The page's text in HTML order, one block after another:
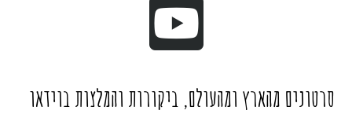
סרטונים מהארץ ומהעולם, ביקורות והמלצות בוידאו